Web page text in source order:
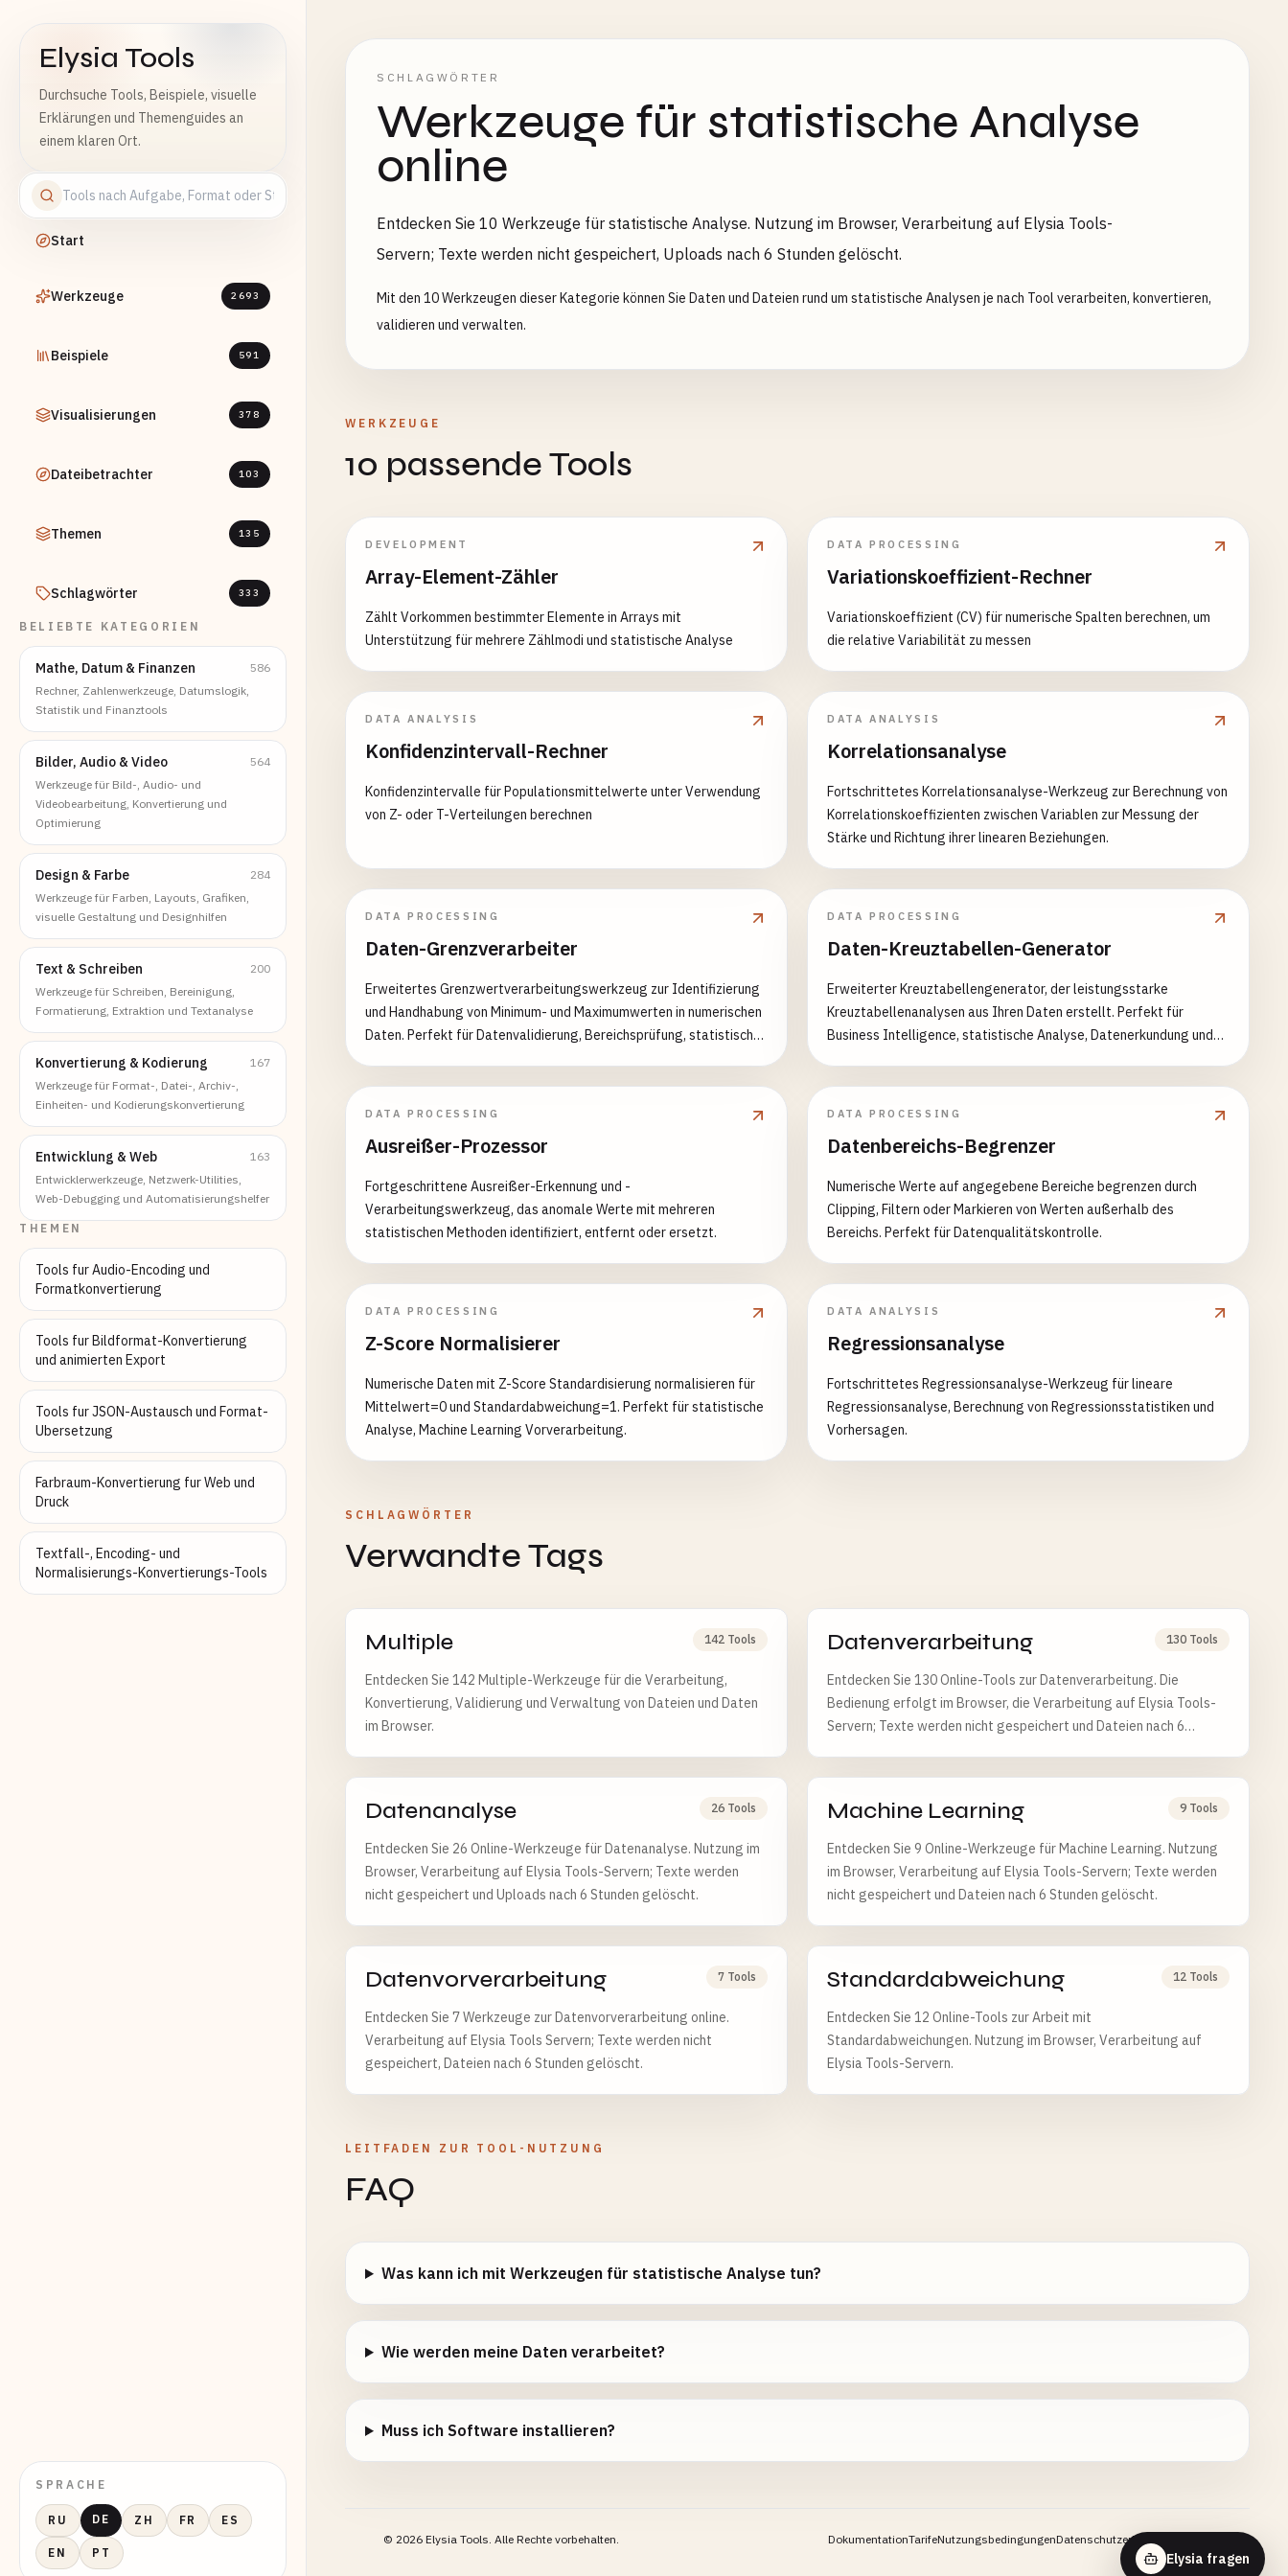
Elysia Tools
Durchsuche Tools, Beispiele, visuelle
Erklärungen und Themenguides an
einem klaren Ort.
Start
Werkzeuge 2693
Beispiele 591
Visualisierungen 378
Dateibetrachter 103
Themen 135
Schlagwörter 333
BELIEBTE KATEGORIEN
Mathe, Datum & Finanzen
586
Rechner, Zahlenwerkzeuge, Datumslogik,
Statistik und Finanztools
Bilder, Audio & Video
564
Werkzeuge für Bild-, Audio- und
Videobearbeitung, Konvertierung und
Optimierung
Design & Farbe
284
Werkzeuge für Farben, Layouts, Grafiken,
visuelle Gestaltung und Designhilfen
Text & Schreiben
200
Werkzeuge für Schreiben, Bereinigung,
Formatierung, Extraktion und Textanalyse
Konvertierung & Kodierung
167
Werkzeuge für Format-, Datei-, Archiv-,
Einheiten- und Kodierungskonvertierung
Entwicklung & Web
163
Entwicklerwerkzeuge, Netzwerk-Utilities,
Web-Debugging und Automatisierungshelfer
THEMEN
Tools fur Audio-Encoding und
Formatkonvertierung
Tools fur Bildformat-Konvertierung
und animierten Export
Tools fur JSON-Austausch und Format-
Ubersetzung
Farbraum-Konvertierung fur Web und
Druck
Textfall-, Encoding- und
Normalisierungs-Konvertierungs-Tools
SPRACHE
RU DE ZH FR ES
EN PT
SCHLAGWÖRTER
Werkzeuge für statistische Analyse
online
Entdecken Sie 10 Werkzeuge für statistische Analyse. Nutzung im Browser, Verarbeitung auf Elysia Tools-
Servern; Texte werden nicht gespeichert, Uploads nach 6 Stunden gelöscht.
Mit den 10 Werkzeugen dieser Kategorie können Sie Daten und Dateien rund um statistische Analysen je nach Tool verarbeiten, konvertieren,
validieren und verwalten.
WERKZEUGE
10 passende Tools
DEVELOPMENT
Array-Element-Zähler
Zählt Vorkommen bestimmter Elemente in Arrays mit
Unterstützung für mehrere Zählmodi und statistische Analyse
DATA PROCESSING
Variationskoeffizient-Rechner
Variationskoeffizient (CV) für numerische Spalten berechnen, um
die relative Variabilität zu messen
DATA ANALYSIS
Konfidenzintervall-Rechner
Konfidenzintervalle für Populationsmittelwerte unter Verwendung
von Z- oder T-Verteilungen berechnen
DATA ANALYSIS
Korrelationsanalyse
Fortschrittetes Korrelationsanalyse-Werkzeug zur Berechnung von
Korrelationskoeffizienten zwischen Variablen zur Messung der
Stärke und Richtung ihrer linearen Beziehungen.
DATA PROCESSING
Daten-Grenzverarbeiter
Erweitertes Grenzwertverarbeitungswerkzeug zur Identifizierung
und Handhabung von Minimum- und Maximumwerten in numerischen
Daten. Perfekt für Datenvalidierung, Bereichsprüfung, statistische
DATA PROCESSING
Daten-Kreuztabellen-Generator
Erweiterter Kreuztabellengenerator, der leistungsstarke
Kreuztabellenanalysen aus Ihren Daten erstellt. Perfekt für
Business Intelligence, statistische Analyse, Datenerkundung und
DATA PROCESSING
Ausreißer-Prozessor
Fortgeschrittene Ausreißer-Erkennung und -
Verarbeitungswerkzeug, das anomale Werte mit mehreren
statistischen Methoden identifiziert, entfernt oder ersetzt.
DATA PROCESSING
Datenbereichs-Begrenzer
Numerische Werte auf angegebene Bereiche begrenzen durch
Clipping, Filtern oder Markieren von Werten außerhalb des
Bereichs. Perfekt für Datenqualitätskontrolle.
DATA PROCESSING
Z-Score Normalisierer
Numerische Daten mit Z-Score Standardisierung normalisieren für
Mittelwert=0 und Standardabweichung=1. Perfekt für statistische
Analyse, Machine Learning Vorverarbeitung.
DATA ANALYSIS
Regressionsanalyse
Fortschrittetes Regressionsanalyse-Werkzeug für lineare
Regressionsanalyse, Berechnung von Regressionsstatistiken und
Vorhersagen.
SCHLAGWÖRTER
Verwandte Tags
Multiple 142 Tools
Entdecken Sie 142 Multiple-Werkzeuge für die Verarbeitung,
Konvertierung, Validierung und Verwaltung von Dateien und Daten
im Browser.
Datenverarbeitung 130 Tools
Entdecken Sie 130 Online-Tools zur Datenverarbeitung. Die
Bedienung erfolgt im Browser, die Verarbeitung auf Elysia Tools-
Servern; Texte werden nicht gespeichert und Dateien nach 6
Datenanalyse 26 Tools
Entdecken Sie 26 Online-Werkzeuge für Datenanalyse. Nutzung im
Browser, Verarbeitung auf Elysia Tools-Servern; Texte werden
nicht gespeichert und Uploads nach 6 Stunden gelöscht.
Machine Learning 9 Tools
Entdecken Sie 9 Online-Werkzeuge für Machine Learning. Nutzung
im Browser, Verarbeitung auf Elysia Tools-Servern; Texte werden
nicht gespeichert und Dateien nach 6 Stunden gelöscht.
Datenvorverarbeitung 7 Tools
Entdecken Sie 7 Werkzeuge zur Datenvorverarbeitung online.
Verarbeitung auf Elysia Tools Servern; Texte werden nicht
gespeichert, Dateien nach 6 Stunden gelöscht.
Standardabweichung 12 Tools
Entdecken Sie 12 Online-Tools zur Arbeit mit
Standardabweichungen. Nutzung im Browser, Verarbeitung auf
Elysia Tools-Servern.
LEITFADEN ZUR TOOL-NUTZUNG
FAQ
Was kann ich mit Werkzeugen für statistische Analyse tun?
Wie werden meine Daten verarbeitet?
Muss ich Software installieren?
© 2026 Elysia Tools. Alle Rechte vorbehalten. DokumentationTarifeNutzungsbedingungenDatenschutzerklärung
Elysia fragen